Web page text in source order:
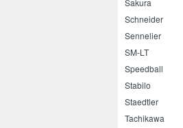
Sakura
Schneider
Sennelier
SM-LT
Speedball
Stabilo
Staedtler
Tachikawa